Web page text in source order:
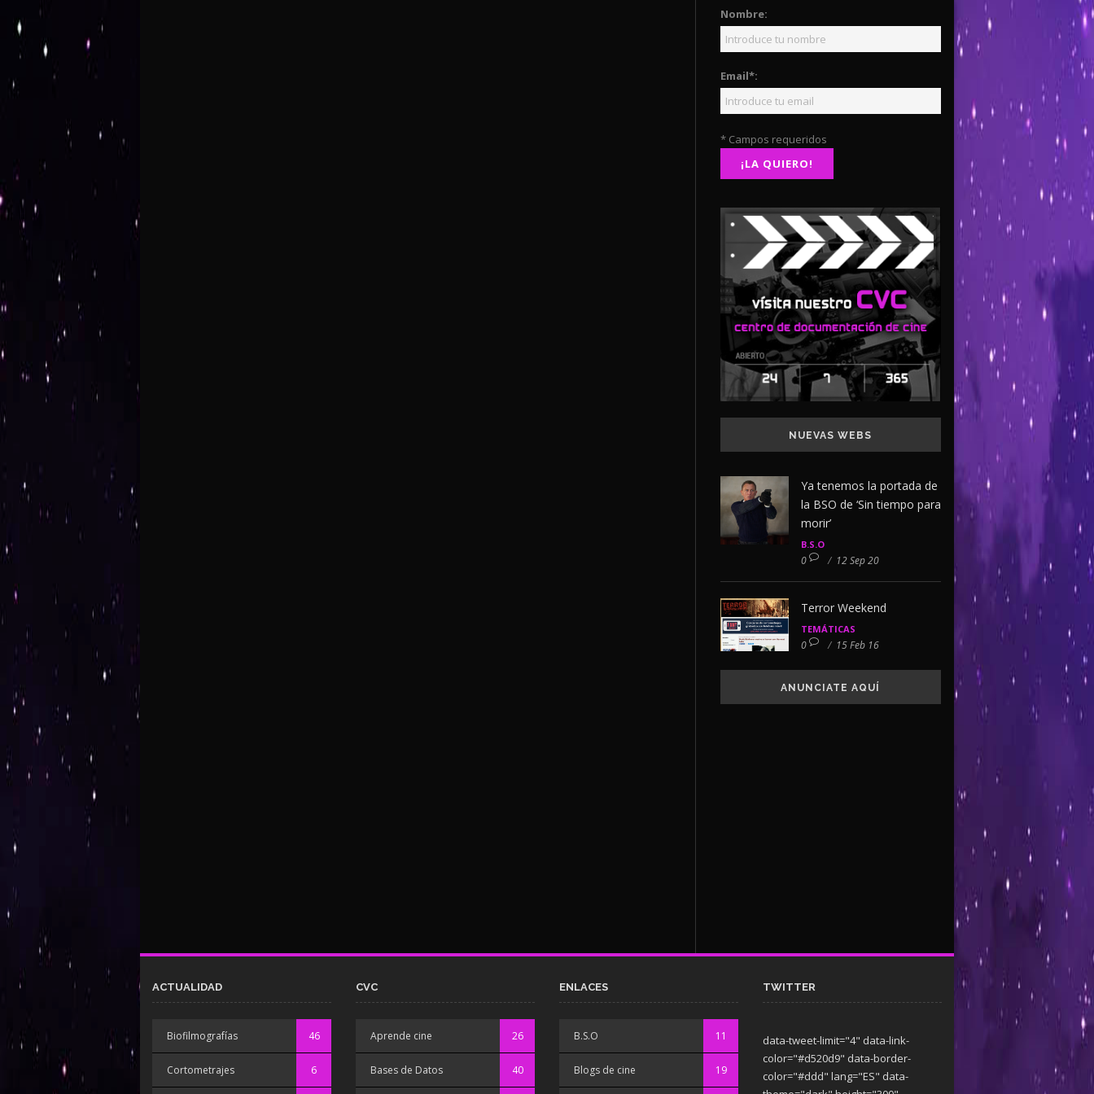
Nombre:
Email*:
* Campos requeridos
NUEVAS WEBS
Ya tenemos la portada de
la BSO de ‘Sin tiempo para
morir’
B.S.O
0 / 12 Sep 20
Terror Weekend
TEMÁTICAS
0 / 15 Feb 16
ANUNCIATE AQUÍ
ACTUALIDAD
Biofilmografías 46
Cortometrajes 6
CVC
Aprende cine 26
Bases de Datos 40
ENLACES
B.S.O 11
Blogs de cine 19
TWITTER
data-tweet-limit="4" data-link-
color="#d520d9" data-border-
color="#ddd" lang="ES" data-